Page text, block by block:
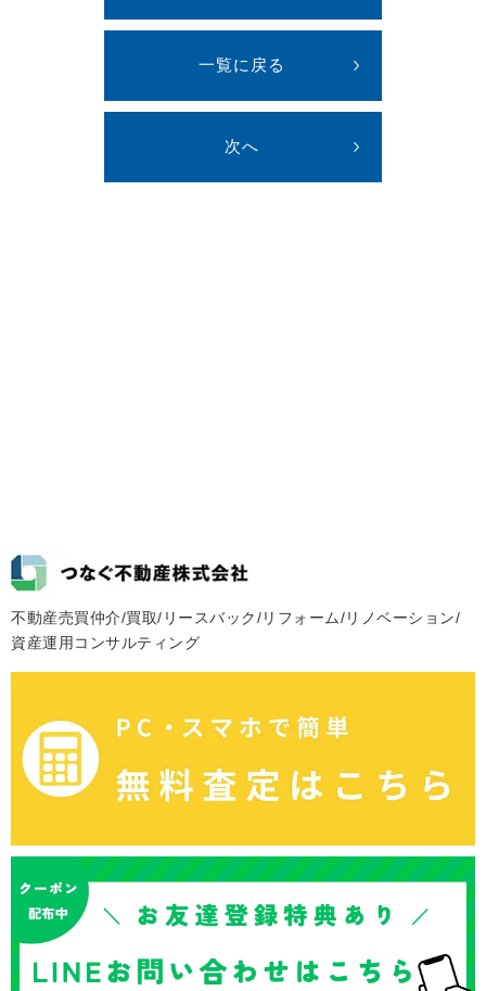
一覧に戻る
次へ
不動産売買仲介/買取/リースバック/リフォーム/リノベーション/
資産運用コンサルティング